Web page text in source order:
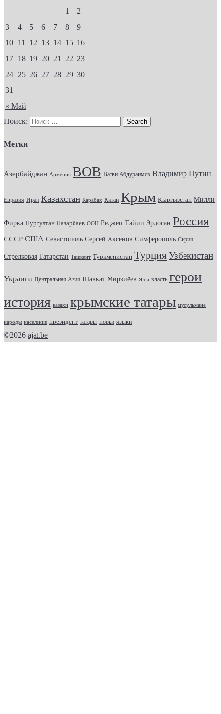
« Май
1
2
3
4 5 6 7 8
9
10 11 12 13 14 15 16
17 18 19 20 21 22 23
24 25 26 27 28 29 30
31
Поиск:
Метки
Азербайджан Армения ВОВ Васви Абдураимов Владимир Путин
Евразия Иран Казахстан Карабах Китай Крым Кыргызстан Милли
Фирка Нурсултан Назарбаев ООН Реджеп Тайип Эрдоган Россия
СССР США Севастополь Сергей Аксенов Симферополь Сирия
Стрелковая Татарстан Ташкент Туркменистан Турция Узбекистан
Украина Центральная Азия Шавкат Мирзиёев Ялта власть герои
история казахи крымские татары мусульмане
народы население президент татары тюрки языки
©2026 ajat.be